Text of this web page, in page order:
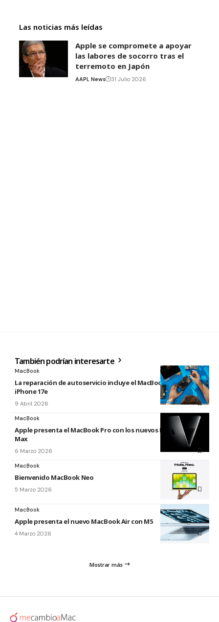
Las noticias más leídas
Apple se compromete a apoyar
las labores de socorro tras el
terremoto en Japón
AAPL News 31 Julio 2026
También podrían interesarte
MacBook
La reparación de autoservicio incluye el MacBook Neo y
iPhone 17e
9 Abril 2026
MacBook
Apple presenta el MacBook Pro con los nuevos M5 Pro y M5
Max
6 Marzo 2026
MacBook
Bienvenido MacBook Neo
5 Marzo 2026
MacBook
Apple presenta el nuevo MacBook Air con M5
4 Marzo 2026
Mostrar más